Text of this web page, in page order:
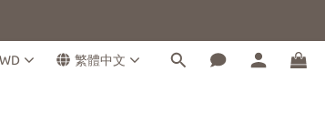
繁體中文